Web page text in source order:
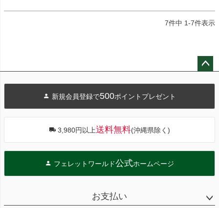
7件中 1-7件表示
へ
新規会員登録で500ポイントプレゼント
3,980円以上送料無料(沖縄県除く)
フェレットワールド公式ホームページ
お支払い